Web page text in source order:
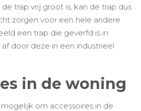
trap vrij groot is, kan de trap dus
zorgen voor een hele andere
een trap die geverfd is in
door deze in een industrieel
in de woning
om accessoires in de